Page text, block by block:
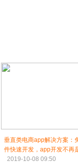
垂直类电商app解决方案：
件快速开发，app开发不再
2019-10-08 09:50